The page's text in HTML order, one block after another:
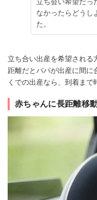
なかったらどうし
た。
立ち合い出産を希望される
距離だとパパが出産に間
くでの出産なら、到着まで
赤ちゃんに長距離移